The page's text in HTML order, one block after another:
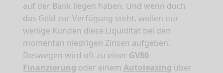
auf der Bank liegen haben. Und wenn doch
das Geld zur Verfügung steht, wollen nur
wenige Kunden diese Liquidität bei den
momentan niedrigen Zinsen aufgeben.
Deswegen wird oft zu einer GV80
Finanzierung oder einem Autoleasing über